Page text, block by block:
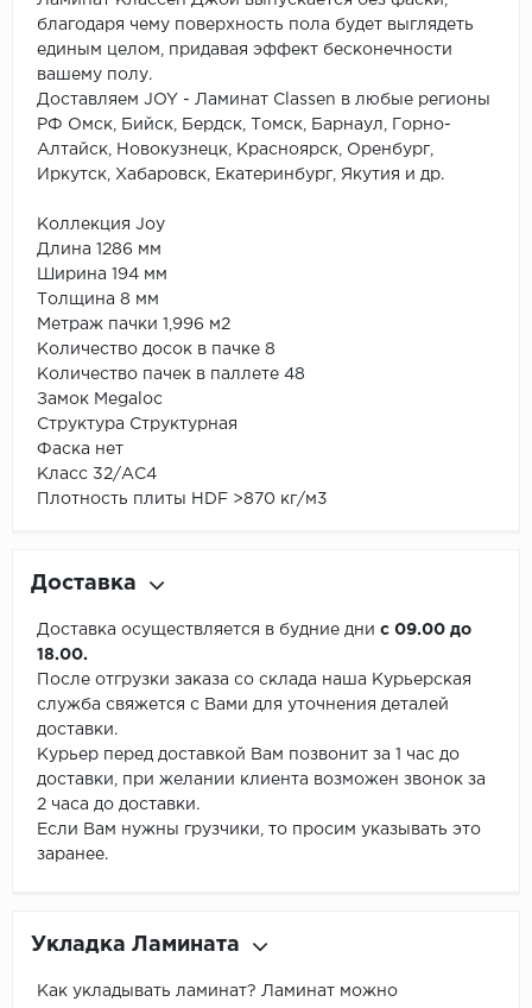
благодаря чему поверхность пола будет выглядеть
единым целом, придавая эффект бесконечности
вашему полу.
Доставляем JOY - Ламинат Classen в любые регионы
РФ Омск, Бийск, Бердск, Томск, Барнаул, Горно-
Алтайск, Новокузнецк, Красноярск, Оренбург,
Иркутск, Хабаровск, Екатеринбург, Якутия и др.
Коллекция Joy
Длина 1286 мм
Ширина 194 мм
Толщина 8 мм
Метраж пачки 1,996 м2
Количество досок в пачке 8
Количество пачек в паллете 48
Замок Megaloc
Структура Структурная
Фаска нет
Класс 32/АС4
Плотность плиты HDF >870 кг/м3
Доставка
Доставка осуществляется в будние дни с 09.00 до
18.00.
После отгрузки заказа со склада наша Курьерская
служба свяжется с Вами для уточнения деталей
доставки.
Курьер перед доставкой Вам позвонит за 1 час до
доставки, при желании клиента возможен звонок за
2 часа до доставки.
Если Вам нужны грузчики, то просим указывать это
заранее.
Укладка Ламината
Как укладывать ламинат? Ламинат можно